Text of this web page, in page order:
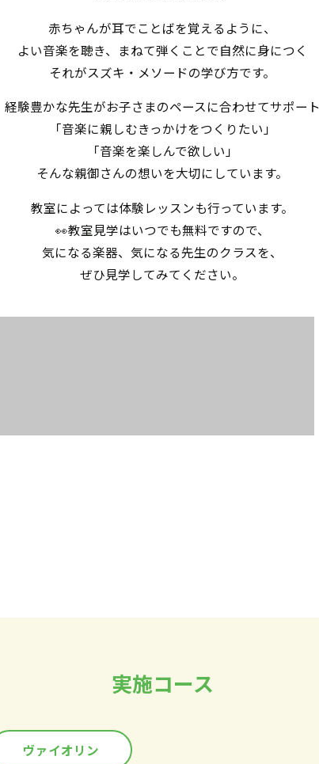
赤ちゃんが耳でことばを覚えるように、
よい音楽を聴き、まねて弾くことで自然に身につく
それがスズキ・メソードの学び方です。
経験豊かな先生がお子さまのペースに合わせてサポート
「音楽に親しむきっかけをつくりたい」
「音楽を楽しんで欲しい」
そんな親御さんの想いを大切にしています。
教室によっては体験レッスンも行っています。
👀教室見学はいつでも無料ですので、
気になる楽器、気になる先生のクラスを、
ぜひ見学してみてください。
実施コース
ヴァイオリン